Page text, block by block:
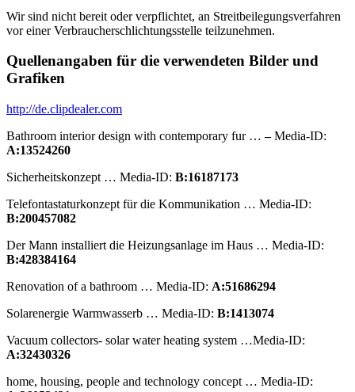
Wir sind nicht bereit oder verpflichtet, an Streitbeilegungsverfahren
vor einer Verbraucherschlichtungsstelle teilzunehmen.
Quellenangaben für die verwendeten Bilder und
Grafiken
http://de.clipdealer.com
Bathroom interior design with contemporary fur … –Media-ID:
A:13524260
Sicherheitskonzept … Media-ID: B:16187173
Telefontastaturkonzept für die Kommunikation … Media-ID:
B:200457082
Der Mann installiert die Heizungsanlage im Haus … Media-ID:
B:428384164
Renovation of a bathroom … Media-ID: A:51686294
Solarenergie Warmwasserb … Media-ID: B:1413074
Vacuum collectors- solar water heating system …Media-ID:
A:32430326
home, housing, people and technology concept … Media-ID: